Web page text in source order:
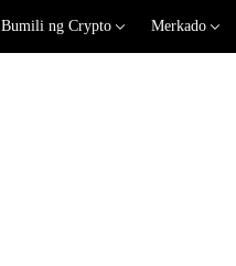
Bumili ng Crypto Merkado